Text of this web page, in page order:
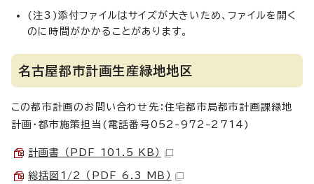
(注3)添付ファイルはサイズが大きいため、ファイルを開く
のに時間がかかることがあります。
名古屋都市計画生産緑地地区
この都市計画のお問い合わせ先：住宅都市局都市計画課緑地
計画・都市施策担当(電話番号052-972-2714)
計画書 （PDF 101.5 KB）
総括図1/2 （PDF 6.3 MB）